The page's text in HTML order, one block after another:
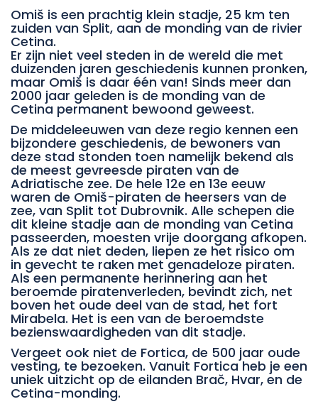
Omiš is een prachtig klein stadje, 25 km ten
zuiden van Split, aan de monding van de rivier
Cetina.
Er zijn niet veel steden in de wereld die met
duizenden jaren geschiedenis kunnen pronken,
maar Omiš is daar één van! Sinds meer dan
2000 jaar geleden is de monding van de
Cetina permanent bewoond geweest.
De middeleeuwen van deze regio kennen een
bijzondere geschiedenis, de bewoners van
deze stad stonden toen namelijk bekend als
de meest gevreesde piraten van de
Adriatische zee. De hele 12e en 13e eeuw
waren de Omiš-piraten de heersers van de
zee, van Split tot Dubrovnik. Alle schepen die
dit kleine stadje aan de monding van Cetina
passeerden, moesten vrije doorgang afkopen.
Als ze dat niet deden, liepen ze het risico om
in gevecht te raken met genadeloze piraten.
Als een permanente herinnering aan het
beroemde piratenverleden, bevindt zich, net
boven het oude deel van de stad, het fort
Mirabela. Het is een van de beroemdste
bezienswaardigheden van dit stadje.
Vergeet ook niet de Fortica, de 500 jaar oude
vesting, te bezoeken. Vanuit Fortica heb je een
uniek uitzicht op de eilanden Brač, Hvar, en de
Cetina-monding.